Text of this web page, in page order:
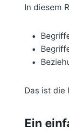
In diesem
Das ist die
Ein